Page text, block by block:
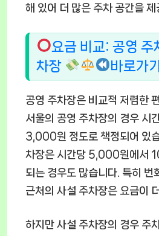
해 있어 더 많은 주차 공간을 제
요금 비교: 공영
차장
바로가
공영 주차장은 비교적 저렴한
서울의 공영 주차장의 경우 시
3,000원 정도로 책정되어 있
차장은 시간당 5,000원에서
되는 경우도 많습니다. 특히 번
근처의 사설 주차장은 요금이
하지만 사설 주차장의 경우 주